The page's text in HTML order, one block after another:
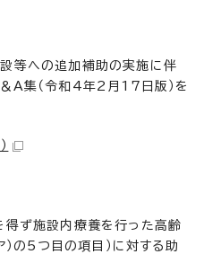
等への追加補助の実施に伴
A集（令和4年2月17日版）を
得ず施設内療養を行った高齢
）の5つ目の項目）に対する助